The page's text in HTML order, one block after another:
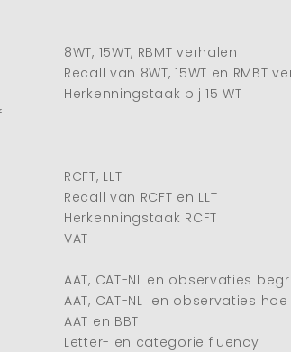
8WT, 15WT, RBMT verhalen
Recall van 8WT, 15WT en RMBT
Herkenningstaak bij 15 WT
RCFT, LLT
Recall van RCFT en LLT
Herkenningstaak RCFT
VAT
AAT, CAT-NL en observaties
AAT, CAT-NL en observaties
AAT en BBT
Letter- en categorie fluency